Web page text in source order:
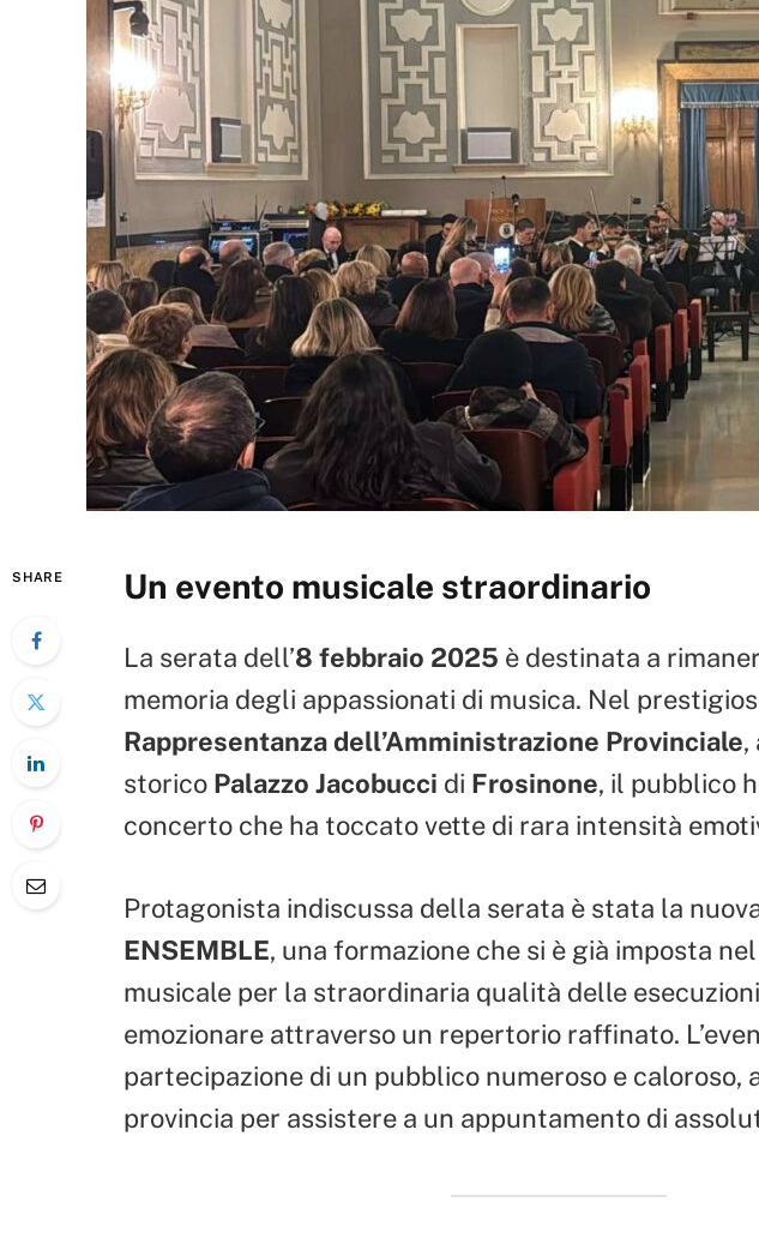
SHARE Un evento musicale straordinario
La serata dell’8 febbraio 2025 è destinata a
memoria degli appassionati di musica. Nel
Rappresentanza dell’Amministrazione Provinciale,
storico Palazzo Jacobucci di Frosinone, il pubblico
concerto che ha toccato vette di rara intensità
Protagonista indiscussa della serata è stata la
ENSEMBLE, una formazione che si è già imposta
musicale per la straordinaria qualità delle
emozionare attraverso un repertorio raffinato.
partecipazione di un pubblico numeroso e caloroso,
provincia per assistere a un appuntamento di